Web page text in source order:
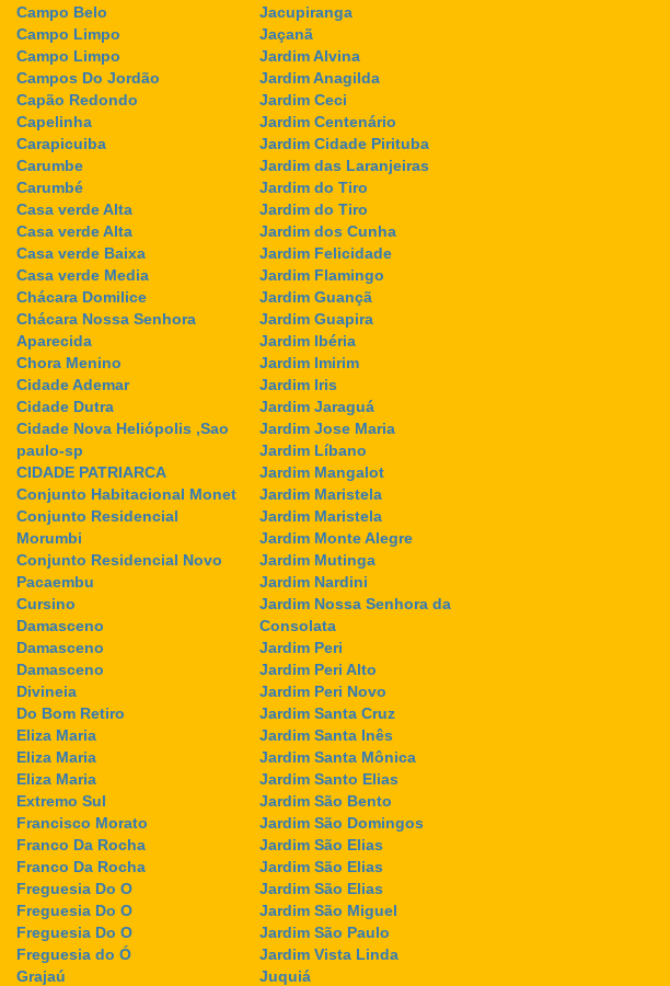
Campo Belo
Campo Limpo
Campo Limpo
Campos Do Jordão
Capão Redondo
Capelinha
Carapicuiba
Carumbe
Carumbé
Casa verde Alta
Casa verde Alta
Casa verde Baixa
Casa verde Media
Chácara Domilice
Chácara Nossa Senhora
Aparecida
Chora Menino
Cidade Ademar
Cidade Dutra
Cidade Nova Heliópolis ,Sao
paulo-sp
CIDADE PATRIARCA
Conjunto Habitacional Monet
Conjunto Residencial
Morumbi
Conjunto Residencial Novo
Pacaembu
Cursino
Damasceno
Damasceno
Damasceno
Divineia
Do Bom Retiro
Eliza Maria
Eliza Maria
Eliza Maria
Extremo Sul
Francisco Morato
Franco Da Rocha
Franco Da Rocha
Freguesia Do O
Freguesia Do O
Freguesia Do O
Freguesia do Ó
Grajaú
Jacupiranga
Jaçanã
Jardim Alvina
Jardim Anagilda
Jardim Ceci
Jardim Centenário
Jardim Cidade Pirituba
Jardim das Laranjeiras
Jardim do Tiro
Jardim do Tiro
Jardim dos Cunha
Jardim Felicidade
Jardim Flamingo
Jardim Guançã
Jardim Guapira
Jardim Ibéria
Jardim Imirim
Jardim Iris
Jardim Jaraguá
Jardim Jose Maria
Jardim Líbano
Jardim Mangalot
Jardim Maristela
Jardim Maristela
Jardim Monte Alegre
Jardim Mutinga
Jardim Nardini
Jardim Nossa Senhora da
Consolata
Jardim Peri
Jardim Peri Alto
Jardim Peri Novo
Jardim Santa Cruz
Jardim Santa Inês
Jardim Santa Mônica
Jardim Santo Elias
Jardim São Bento
Jardim São Domingos
Jardim São Elias
Jardim São Elias
Jardim São Elias
Jardim São Miguel
Jardim São Paulo
Jardim Vista Linda
Juquiá